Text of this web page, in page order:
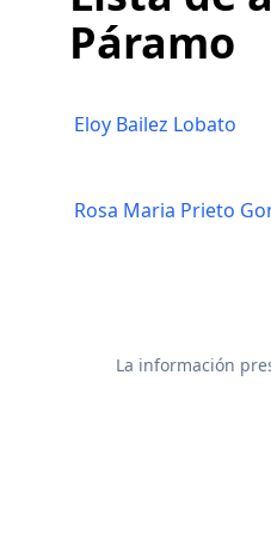
Páramo
Eloy Bailez Lobato
Rosa Maria Prieto
La información